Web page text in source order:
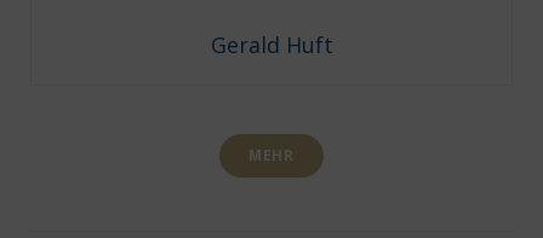
Gerald Huft
MEHR